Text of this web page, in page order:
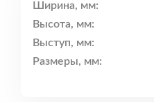
Ширина, мм:
Высота, мм:
Выступ, мм:
Размеры, мм: